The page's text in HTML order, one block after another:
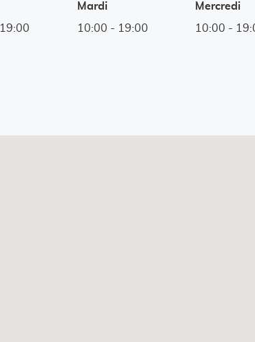
19:00
Mardi
10:00 - 19:00
Mercredi
10:00 -